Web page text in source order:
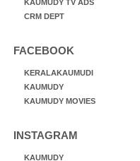
KAUMUDY TV ADS
CRM DEPT
FACEBOOK
KERALAKAUMUDI
KAUMUDY
KAUMUDY MOVIES
INSTAGRAM
KAUMUDY